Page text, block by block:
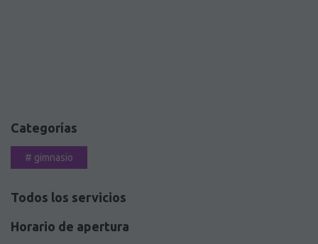
Categorías
# gimnasio
Todos los servicios
Horario de apertura